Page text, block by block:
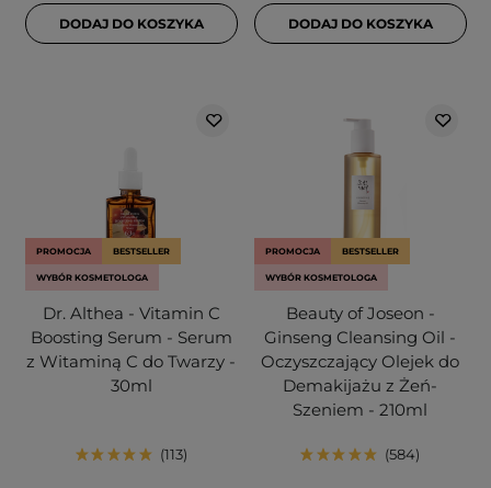
DODAJ DO KOSZYKA DODAJ DO KOSZYKA
PROMOCJA BESTSELLER
WYBÓR KOSMETOLOGA
Dr. Althea - Vitamin C
Boosting Serum - Serum
z Witaminą C do Twarzy -
30ml
113
PROMOCJA BESTSELLER
WYBÓR KOSMETOLOGA
Beauty of Joseon -
Ginseng Cleansing Oil -
Oczyszczający Olejek do
Demakijażu z Żeń-
Szeniem - 210ml
584